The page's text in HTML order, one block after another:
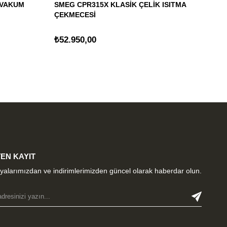
SMEG CPR315X KLASİK ÇELİK ISITMA
ÇEKMECESİ
₺52.950,00
KAYIT
ve indirimlerimizden güncel olarak haberdar olun.